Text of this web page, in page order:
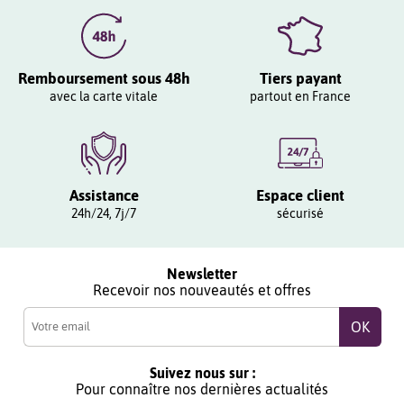
Remboursement sous 48h
avec la carte vitale
Tiers payant
partout en France
Assistance
24h/24, 7j/7
Espace client
sécurisé
Newsletter
Recevoir nos nouveautés et offres
Suivez nous sur :
Pour connaître nos dernières actualités